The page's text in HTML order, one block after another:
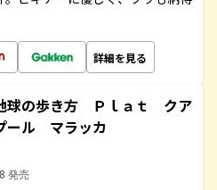
詳細を見る
球の歩き方 Ｐｌａｔ クア
ール マラッカ
発売